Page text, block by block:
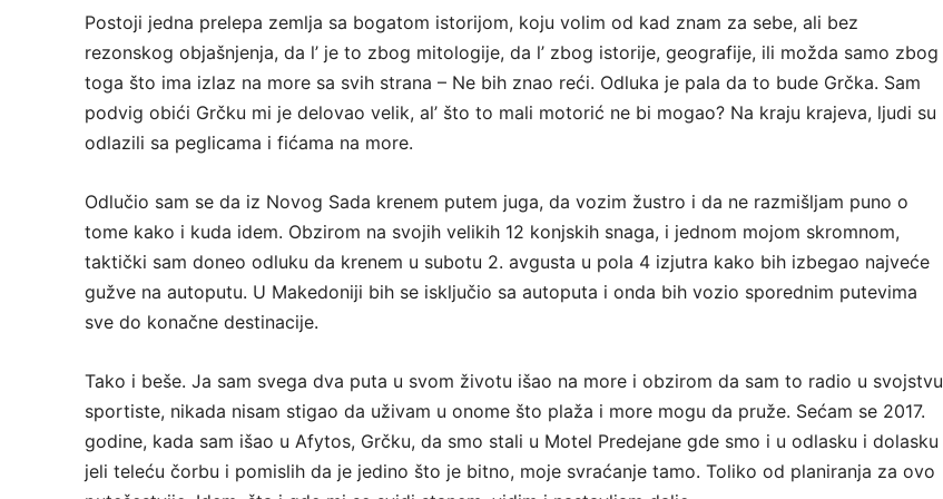
Postoji jedna prelepa zemlja sa bogatom istorijom, koju volim od kad znam za sebe, ali bez
rezonskog objašnjenja, da l’ je to zbog mitologije, da l’ zbog istorije, geografije, ili možda samo zbog
toga što ima izlaz na more sa svih strana – Ne bih znao reći. Odluka je pala da to bude Grčka. Sam
podvig obići Grčku mi je delovao velik, al’ što to mali motorić ne bi mogao? Na kraju krajeva, ljudi su
odlazili sa peglicama i fićama na more.
Odlučio sam se da iz Novog Sada krenem putem juga, da vozim žustro i da ne razmišljam puno o
tome kako i kuda idem. Obzirom na svojih velikih 12 konjskih snaga, i jednom mojom skromnom,
taktički sam doneo odluku da krenem u subotu 2. avgusta u pola 4 izjutra kako bih izbegao najveće
gužve na autoputu. U Makedoniji bih se isključio sa autoputa i onda bih vozio sporednim putevima
sve do konačne destinacije.
Tako i beše. Ja sam svega dva puta u svom životu išao na more i obzirom da sam to radio u svojstvu
sportiste, nikada nisam stigao da uživam u onome što plaža i more mogu da pruže. Sećam se 2017.
godine, kada sam išao u Afytos, Grčku, da smo stali u Motel Predejane gde smo i u odlasku i dolasku
jeli teleću čorbu i pomislih da je jedino što je bitno, moje svraćanje tamo. Toliko od planiranja za ovo